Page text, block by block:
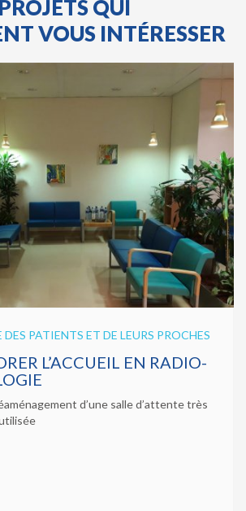
QUI
VOUS INTÉRESSER
DES PATIENTS ET DE LEURS PROCHES
L’ACCUEIL EN RADIO-
d’une salle d’attente très